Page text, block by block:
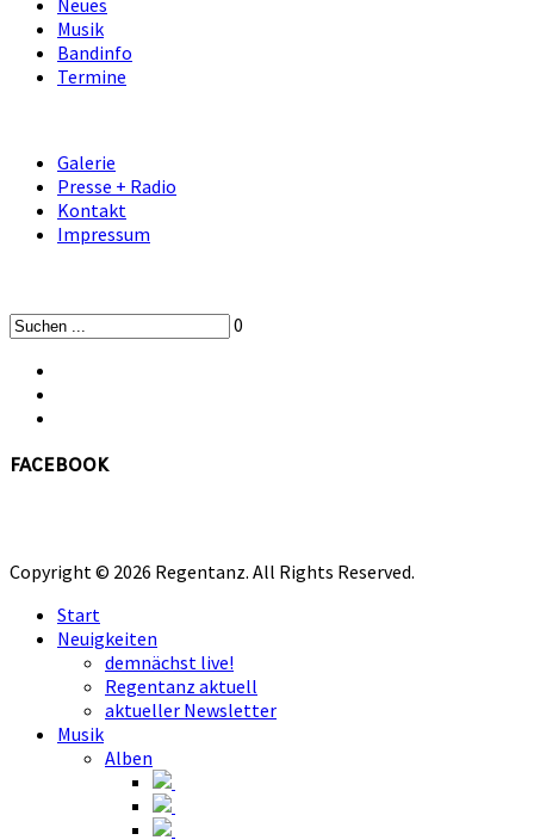
Musik
Bandinfo
Termine
Galerie
Presse + Radio
Kontakt
Impressum
0
facebook
Copyright © 2026 Regentanz. All Rights Reserved.
Start
Neuigkeiten
demnächst live!
Regentanz aktuell
aktueller Newsletter
Musik
Alben